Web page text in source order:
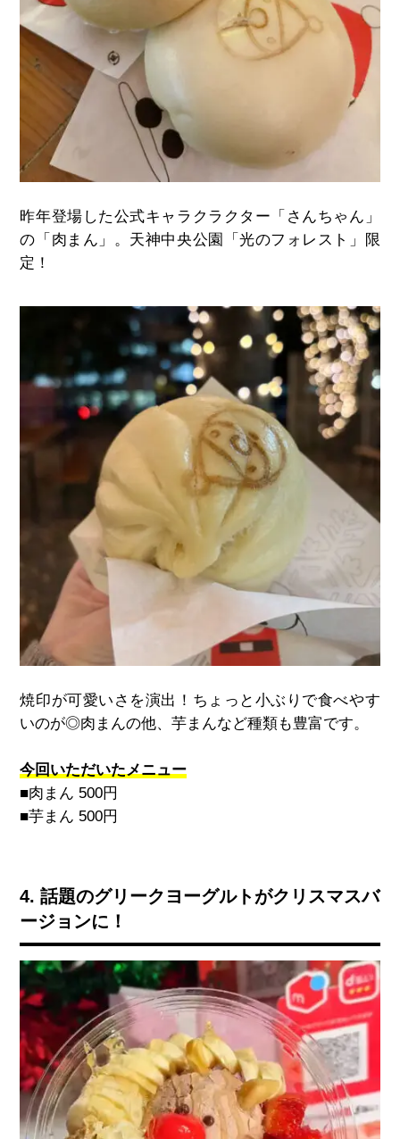
昨年登場した公式キャラクラクター「さんちゃん」
の「肉まん」。天神中央公園「光のフォレスト」限
定！
焼印が可愛いさを演出！ちょっと小ぶりで食べやす
いのが◎肉まんの他、芋まんなど種類も豊富です。
今回いただいたメニュー
■肉まん 500円
■芋まん 500円
4. 話題のグリークヨーグルトがクリスマスバ
ージョンに！